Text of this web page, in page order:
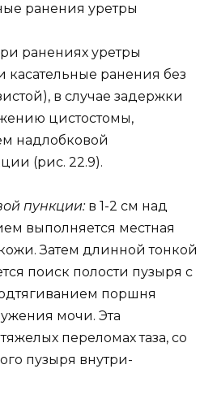
ранения уретры
ранениях уретры
ранения без
в случае задержки
цистостомы,
надлобковой
(рис. 22.9).
пункции: в 1-2 см над
выполняется местная
Затем длинной тонкой
поиск полости пузыря с
поршня
мочи. Эта
переломах таза, со
пузыря внутри-